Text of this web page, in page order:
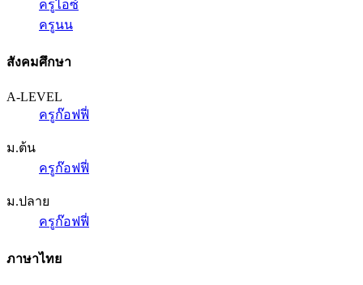
ครูไอซ์
ครูนน
สังคมศึกษา
A-LEVEL
ครูก๊อฟฟี่
ม.ต้น
ครูก๊อฟฟี่
ม.ปลาย
ครูก๊อฟฟี่
ภาษาไทย